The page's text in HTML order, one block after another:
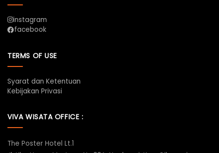
instagram
facebook
TERMS OF USE
Syarat dan Ketentuan
Kebijakan Privasi
VIVA WISATA OFFICE :
The Poster Hotel Lt.1